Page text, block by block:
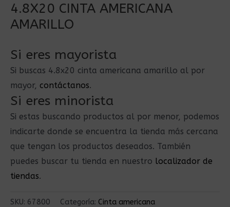
4.8X20 CINTA AMERICANA
AMARILLO
Si eres mayorista
Si buscas 4.8x20 cinta americana amarillo al por
mayor, contáctanos.
Si eres minorista
Si estas buscando productos al por menor, podemos
indicarte donde se encuentra la tienda más cercana
que tengan los productos deseados. También
puedes buscar tu tienda en nuestro localizador de
tiendas.
SKU: 67800 Categoría: Cinta americana